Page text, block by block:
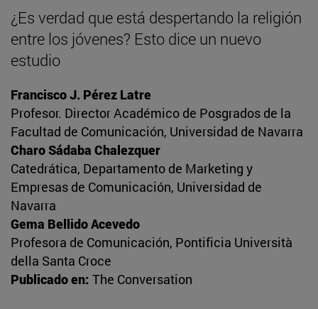
¿Es verdad que está despertando la religión
entre los jóvenes? Esto dice un nuevo
estudio
Francisco J. Pérez Latre
Profesor. Director Académico de Posgrados de la
Facultad de Comunicación, Universidad de Navarra
Charo Sádaba Chalezquer
Catedrática, Departamento de Marketing y
Empresas de Comunicación, Universidad de
Navarra
Gema Bellido Acevedo
Profesora de Comunicación, Pontificia Università
della Santa Croce
Publicado en: The Conversation